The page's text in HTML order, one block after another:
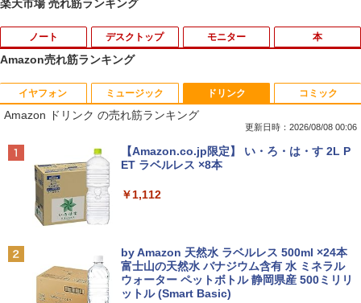
楽天市場 売れ筋ランキング
ノート デスクトップ モニター 本
1
数学 大学入試問題解答集 2026 国公立大
編
￥5,665
目黒三吉 ]
￥726
Amazon売れ筋ランキング
イヤフォン
Anker Soundcore P40i オフホワイト
Anker Soundcore P31i ホワイト
￥5,990
ミュージック
BRUCE WAYNE feat. Flo Milli, ATL Jacob
[Explicit]
￥250
BRUCE WAYNE feat. Flo Milli, ATL Jacob
[Explicit]
￥250
ドリンク
Amazon ドリンク の売れ筋ランキング
更新日時：2026/08/08 00:06
【Amazon.co.jp限定】 い・ろ・は・す 2L P
ET ラベルレス ×8本
￥1,112
by Amazon 天然水 ラベルレス 500ml ×24本
富士山の天然水 バナジウム含有 水 ミネラル
ウォーター ペットボトル 静岡県産 500ミリリ
ットル (Smart Basic)
コミック